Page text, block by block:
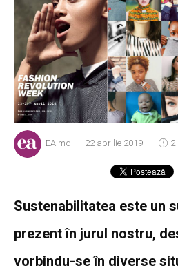
EA.md 22 aprilie 2019 2
Sustenabilitatea este un
prezent în jurul nostru,
vorbindu-se în diverse